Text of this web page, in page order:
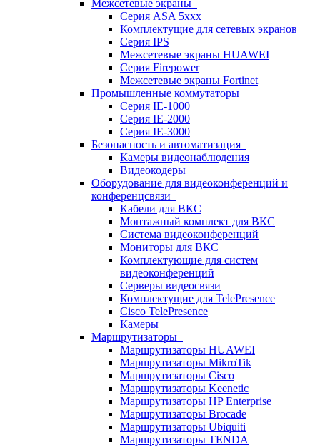
Межсетевые экраны
Серия ASA 5xxx
Комплектущие для сетевых экранов
Серия IPS
Межсетевые экраны HUAWEI
Серия Firepower
Межсетевые экраны Fortinet
Промышленные коммутаторы
Серия IE-1000
Серия IE-2000
Серия IE-3000
Безопасность и автоматизация
Камеры видеонаблюдения
Видеокодеры
Оборудование для видеоконференций и
конференцсвязи
Кабели для ВКС
Монтажный комплект для ВКС
Система видеоконференций
Мониторы для ВКС
Комплектующие для систем
видеоконференций
Серверы видеосвязи
Комплектущие для TelePresence
Cisco TelePresence
Камеры
Маршрутизаторы
Маршрутизаторы HUAWEI
Маршрутизаторы MikroTik
Маршрутизаторы Cisco
Маршрутизаторы Keenetic
Маршрутизаторы HP Enterprise
Маршрутизаторы Brocade
Маршрутизаторы Ubiquiti
Маршрутизаторы TENDA